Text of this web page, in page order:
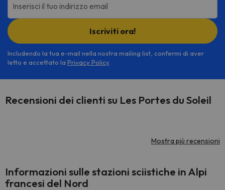
Inserisci il tuo indirizzo email
Iscriviti ora!
Includendo la tua e-mail nella nostra mailing list, confermi di aver
letto e accettato la Privacy Policy.
Recensioni dei clienti su Les Portes du Soleil
Mostra più recensioni
Informazioni sulle stazioni sciistiche in Alpi
francesi del Nord